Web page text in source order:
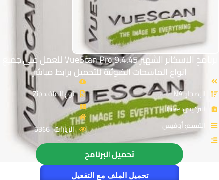
برنامج الاسكانر الشهير VueScan Pro 9.4.45 للعمل على جميع
أنواع الماسحات الضوئية للتحميل برابط مباشر
الإصدار: NA
الترخيص: Free
القسم: أوفيس
نوع الملف: Zip
الزيارات : 5366
تحميل البرنامج
تحميل الملف مع التفعيل